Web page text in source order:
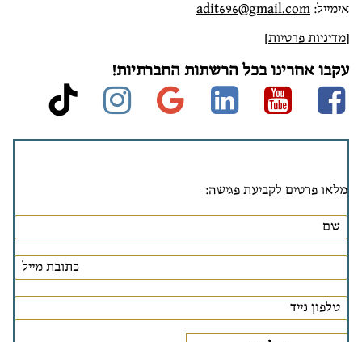
אימייל: adit696@gmail.com
[מדיניות פרטיות]
עקבו אחרינו בכל הרשתות החברתיות!
Facebook
Youtube
linkedin
google
מלאו פרטים לקביעת פגישה: